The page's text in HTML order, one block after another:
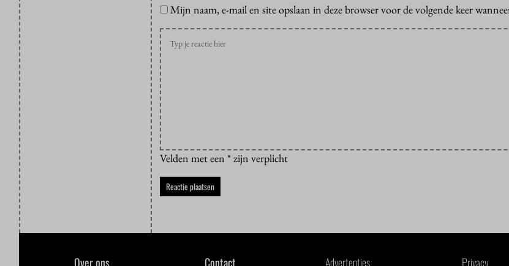
Mijn naam, e-mail en site opslaan in deze browser voor de volgende keer
Velden met een * zijn verplicht
Over ons Contact Advertenties Privacy